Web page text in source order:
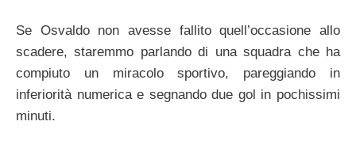
Se Osvaldo non avesse fallito quell’occasione allo
scadere, staremmo parlando di una squadra che ha
compiuto un miracolo sportivo, pareggiando in
inferiorità numerica e segnando due gol in pochissimi
minuti.